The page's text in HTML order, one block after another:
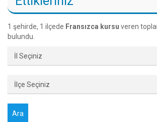
1 şehirde, 1 ilçede Fransızca kursu veren
bulundu.